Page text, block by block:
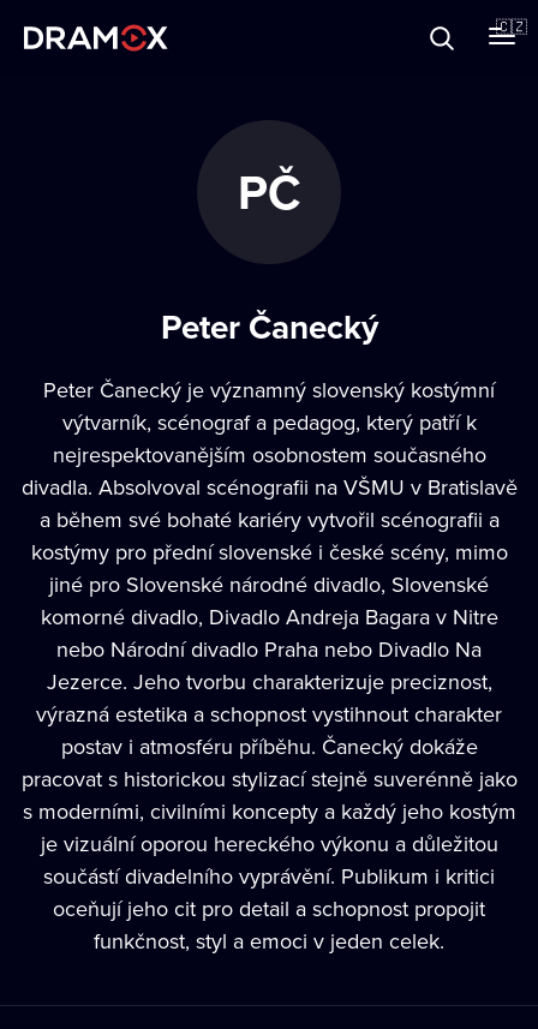
🇨🇿
PČ
Peter Čanecký
Peter Čanecký je významný slovenský kostýmní
výtvarník, scénograf a pedagog, který patří k
nejrespektovanějším osobnostem současného
divadla. Absolvoval scénografii na VŠMU v Bratislavě
a během své bohaté kariéry vytvořil scénografii a
kostýmy pro přední slovenské i české scény, mimo
jiné pro Slovenské národné divadlo, Slovenské
komorné divadlo, Divadlo Andreja Bagara v Nitre
nebo Národní divadlo Praha nebo Divadlo Na
Jezerce. Jeho tvorbu charakterizuje preciznost,
výrazná estetika a schopnost vystihnout charakter
postav i atmosféru příběhu. Čanecký dokáže
pracovat s historickou stylizací stejně suverénně jako
s moderními, civilními koncepty a každý jeho kostým
je vizuální oporou hereckého výkonu a důležitou
součástí divadelního vyprávění. Publikum i kritici
oceňují jeho cit pro detail a schopnost propojit
funkčnost, styl a emoci v jeden celek.